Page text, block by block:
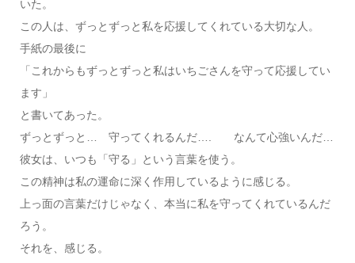
いた。
この人は、ずっとずっと私を応援してくれている大切な人。
手紙の最後に
「これからもずっとずっと私はいちごさんを守って応援してい
ます」
と書いてあった。
ずっとずっと… 守ってくれるんだ…. なんて心強いんだ…
彼女は、いつも「守る」という言葉を使う。
この精神は私の運命に深く作用しているように感じる。
上っ面の言葉だけじゃなく、本当に私を守ってくれているんだ
ろう。
それを、感じる。